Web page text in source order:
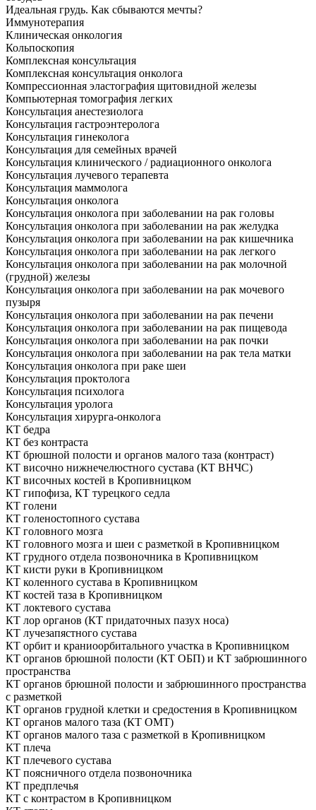
Идеальная грудь. Как сбываются мечты?
Иммунотерапия
Клиническая онкология
Кольпоскопия
Комплексная консультация
Комплексная консультация онколога
Компрессионная эластография щитовидной железы
Компьютерная томография легких
Консультация анестезиолога
Консультация гастроэнтеролога
Консультация гинеколога
Консультация для семейных врачей
Консультация клинического / радиационного онколога
Консультация лучевого терапевта
Консультация маммолога
Консультация онколога
Консультация онколога при заболевании на рак головы
Консультация онколога при заболевании на рак желудка
Консультация онколога при заболевании на рак кишечника
Консультация онколога при заболевании на рак легкого
Консультация онколога при заболевании на рак молочной
(грудной) железы
Консультация онколога при заболевании на рак мочевого
пузыря
Консультация онколога при заболевании на рак печени
Консультация онколога при заболевании на рак пищевода
Консультация онколога при заболевании на рак почки
Консультация онколога при заболевании на рак тела матки
Консультация онколога при раке шеи
Консультация проктолога
Консультация психолога
Консультация уролога
Консультация хирурга-онколога
КТ бедра
КТ без контраста
КТ брюшной полости и органов малого таза (контраст)
КТ височно нижнечелюстного сустава (КТ ВНЧС)
КТ височных костей в Кропивницком
КТ гипофиза, КТ турецкого седла
КТ голени
КТ голеностопного сустава
КТ головного мозга
КТ головного мозга и шеи с разметкой в Кропивницком
КТ грудного отдела позвоночника в Кропивницком
КТ кисти руки в Кропивницком
КТ коленного сустава в Кропивницком
КТ костей таза в Кропивницком
КТ локтевого сустава
КТ лор органов (КТ придаточных пазух носа)
КТ лучезапястного сустава
КТ орбит и краниоорбитального участка в Кропивницком
КТ органов брюшной полости (КТ ОБП) и КТ забрюшинного
пространства
КТ органов брюшной полости и забрюшинного пространства
с разметкой
КТ органов грудной клетки и средостения в Кропивницком
КТ органов малого таза (КТ ОМТ)
КТ органов малого таза с разметкой в Кропивницком
КТ плеча
КТ плечевого сустава
КТ поясничного отдела позвоночника
КТ предплечья
КТ с контрастом в Кропивницком